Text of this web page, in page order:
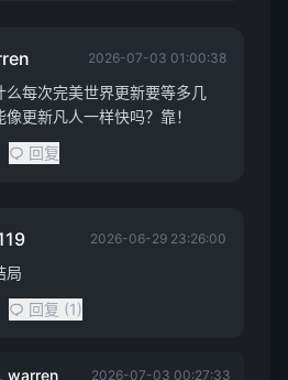
2026-07-03 01:00:38
么每次完美世界更新要等多几
更新凡人一样快吗？靠！
回复
2026-06-29 23:26:00
局
回复 (1)
warren 2026-07-03 00:27:33